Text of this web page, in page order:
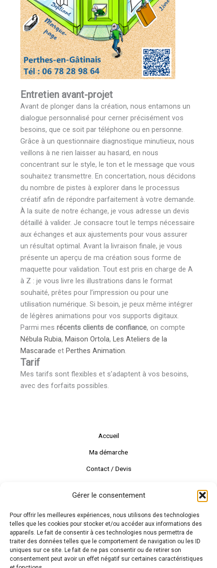
Gérer le consentement
Pour offrir les meilleures expériences, nous utilisons des technologies
telles que les cookies pour stocker et/ou accéder aux informations des
appareils. Le fait de consentir à ces technologies nous permettra de
traiter des données telles que le comportement de navigation ou les ID
uniques sur ce site. Le fait de ne pas consentir ou de retirer son
consentement peut avoir un effet négatif sur certaines caractéristiques
Entretien avant-projet
Avant de plonger dans la création, nous entamons un
dialogue personnalisé pour cerner précisément vos
besoins, que ce soit par téléphone ou en personne.
Grâce à un questionnaire diagnostique minutieux, nous
veillons à ne rien laisser au hasard, en nous
concentrant sur le style, le ton et le message que vous
souhaitez transmettre. En concertation, nous décidons
du nombre de pistes à explorer dans le processus
créatif afin de répondre parfaitement à votre demande.
À la suite de notre échange, je vous adresse un devis
détaillé à valider. Je consacre tout le temps nécessaire
aux échanges et aux ajustements pour vous assurer
un résultat optimal. Avant la livraison finale, je vous
présente un aperçu de ma création sous forme de
maquette pour validation. Tout est pris en charge de A
à Z : je vous livre les illustrations dans le format
souhaité, prêtes pour l’impression ou pour une
utilisation numérique. Si besoin, je peux même intégrer
de légères animations pour vos supports digitaux.
Parmi mes récents clients de confiance, on compte
Nébula Rubia, Maison Ortola, Les Ateliers de la
Mascarade et Perthes Animation.
Tarif
Mes tarifs sont flexibles et s’adaptent à vos besoins,
avec des forfaits possibles.
Accueil
Ma démarche
Contact / Devis